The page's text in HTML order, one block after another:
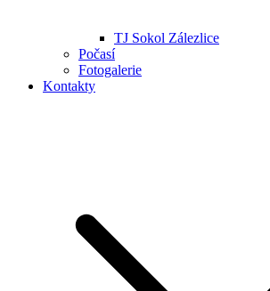
TJ Sokol Zálezlice
Počasí
Fotogalerie
Kontakty